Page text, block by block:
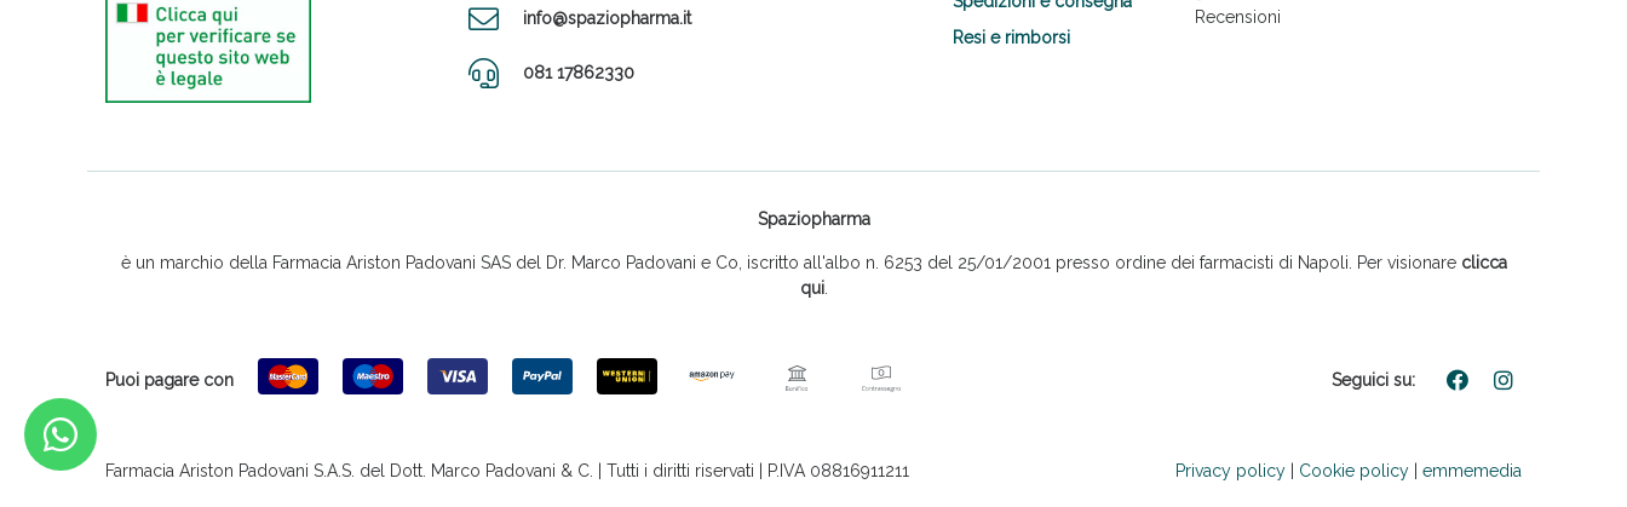
info@spaziopharma.it
081 17862330
Resi e rimborsi
Recensioni
Spaziopharma
è un marchio della Farmacia Ariston Padovani SAS del Dr. Marco Padovani e Co, iscritto all'albo n. 6253 del 25/01/2001 presso ordine dei farmacisti di Napoli. Per visionare clicca
qui.
Puoi pagare con Seguici su:
Farmacia Ariston Padovani S.A.S. del Dott. Marco Padovani & C. | Tutti i diritti riservati | P.IVA 08816911211 Privacy policy Cookie policy emmemedia